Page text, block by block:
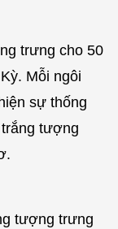
trưng cho 50
Mỗi ngôi
sự thống
tượng
tượng trưng